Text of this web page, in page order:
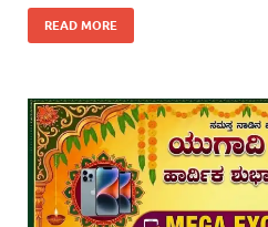
READ MORE